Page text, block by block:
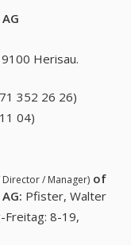
Herisau.
352 26 26)
04)
Director / Manager) of
: Pfister, Walter
Freitag: 8-19,